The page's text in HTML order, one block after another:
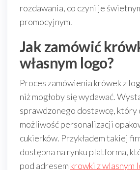
rozdawania, co czyni je
promocyjnym.
Jak zamówić
własnym logo?
Proces zamówienia krówek z
niż mogłoby się wydawać.
sprawdzonego dostawcę, który
możliwość personalizacji
cukierków. Przykładem takiej
dostępna na rynku platforma,
pod adresem krowki z wlasnym